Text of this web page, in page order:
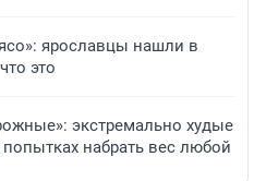
ярославцы нашли в
это
экстремально худые
набрать вес любой